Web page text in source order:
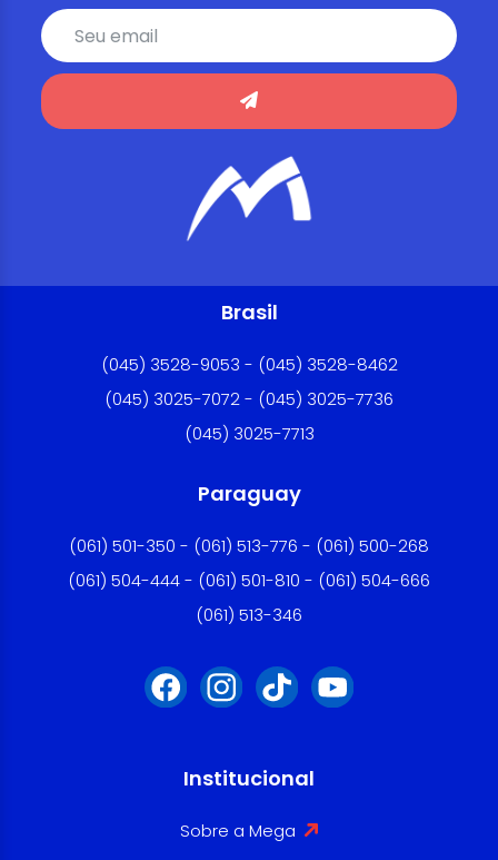
Brasil
(045) 3528-9053 - (045) 3528-8462
(045) 3025-7072 - (045) 3025-7736
(045) 3025-7713
Paraguay
(061) 501-350 - (061) 513-776 - (061) 500-268
(061) 504-444 - (061) 501-810 - (061) 504-666
(061) 513-346
Institucional
Sobre a Mega